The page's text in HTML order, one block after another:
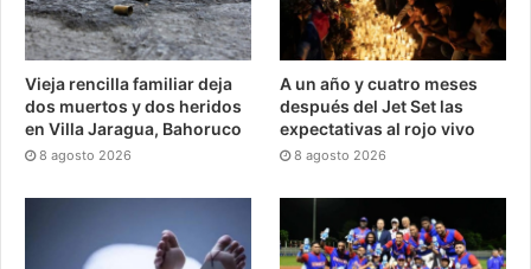
Vieja rencilla familiar deja
dos muertos y dos heridos
en Villa Jaragua, Bahoruco
8 agosto 2026
A un año y cuatro meses
después del Jet Set las
expectativas al rojo vivo
8 agosto 2026